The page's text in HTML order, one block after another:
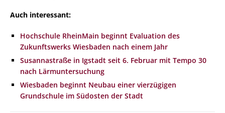
Auch interessant:
Hochschule RheinMain beginnt Evaluation des
Zukunftswerks Wiesbaden nach einem Jahr
Susannastraße in Igstadt seit 6. Februar mit Tempo 30
nach Lärmuntersuchung
Wiesbaden beginnt Neubau einer vierzügigen
Grundschule im Südosten der Stadt